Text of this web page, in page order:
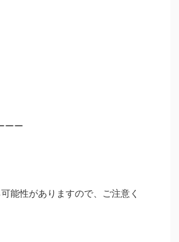
ーー
能性がありますので、ご注意く